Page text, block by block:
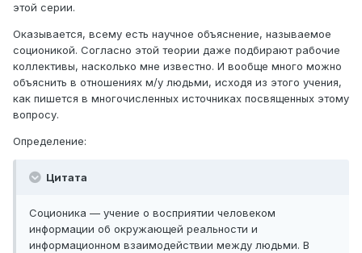
этой серии.
Оказывается, всему есть научное объяснение, называемое
соционикой. Согласно этой теории даже подбирают рабочие
коллективы, насколько мне известно. И вообще много можно
объяснить в отношениях м/у людьми, исходя из этого учения,
как пишется в многочисленных источниках посвященных этому
вопросу.
Определение:
Цитата
Соционика — учение о восприятии человеком
информации об окружающей реальности и
информационном взаимодействии между людьми. В